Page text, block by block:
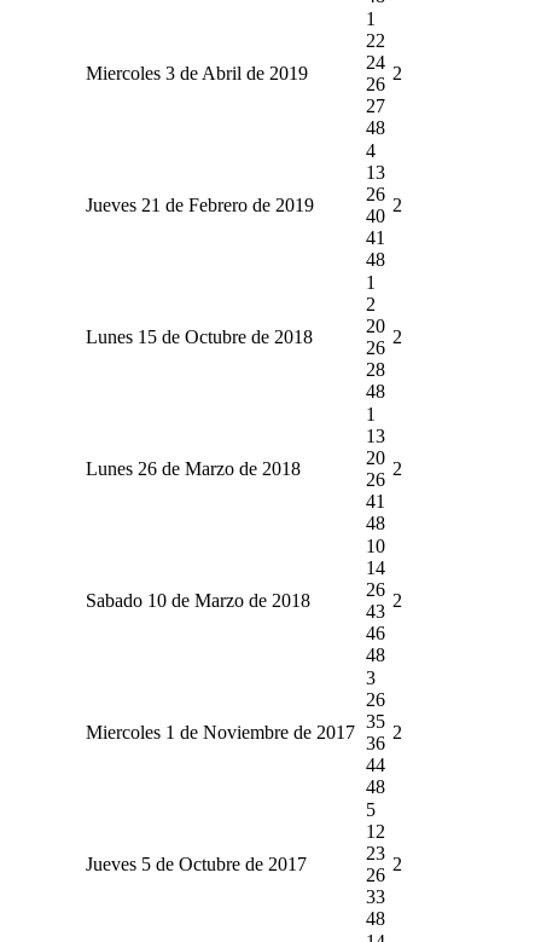
Miercoles 3 de Abril de 2019
1
22
24
26
27
48
2
Jueves 21 de Febrero de 2019
4
13
26
40
41
48
2
Lunes 15 de Octubre de 2018
1
2
20
26
28
48
2
Lunes 26 de Marzo de 2018
1
13
20
26
41
48
2
Sabado 10 de Marzo de 2018
10
14
26
43
46
48
2
Miercoles 1 de Noviembre de 2017
3
26
35
36
44
48
2
Jueves 5 de Octubre de 2017
5
12
23
26
33
48
2